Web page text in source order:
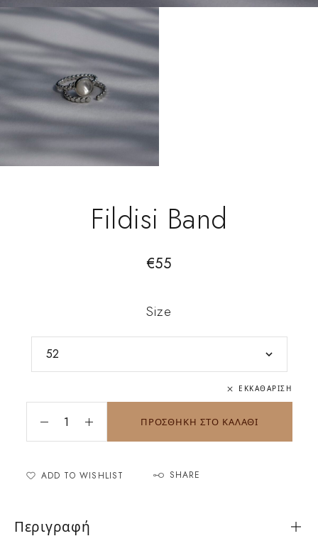
Fildisi Band
€55
Size
ΕΚΚΑΘΆΡΙΣΗ
ΠΡΟΣΘΗΚΗ ΣΤΟ ΚΑΛΑΘΙ
ADD TO WISHLIST SHARE
Περιγραφή